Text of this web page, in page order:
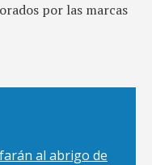
por las marcas
al abrigo de